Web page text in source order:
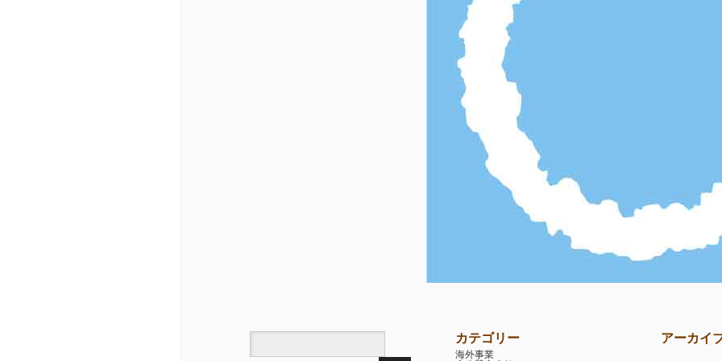
カテゴリー
海外事業
アーカイ